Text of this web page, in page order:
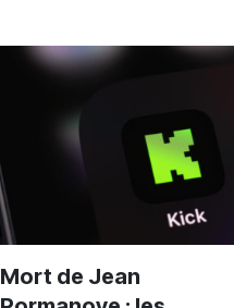
Mort de Jean